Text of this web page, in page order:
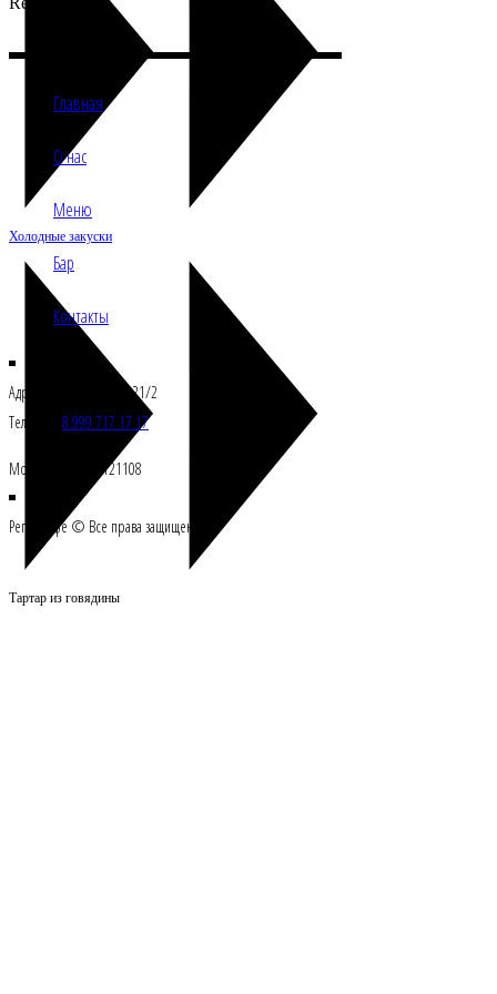
Холодные закуски
Тартар из говядины
Главная
О нас
Меню
Бар
Контакты
Адрес: Ул.Б.Филевская 21/2
Телефон: 8 999 717 17 17
Москва, Росссия 121108
Репасткафе © Все права защищены